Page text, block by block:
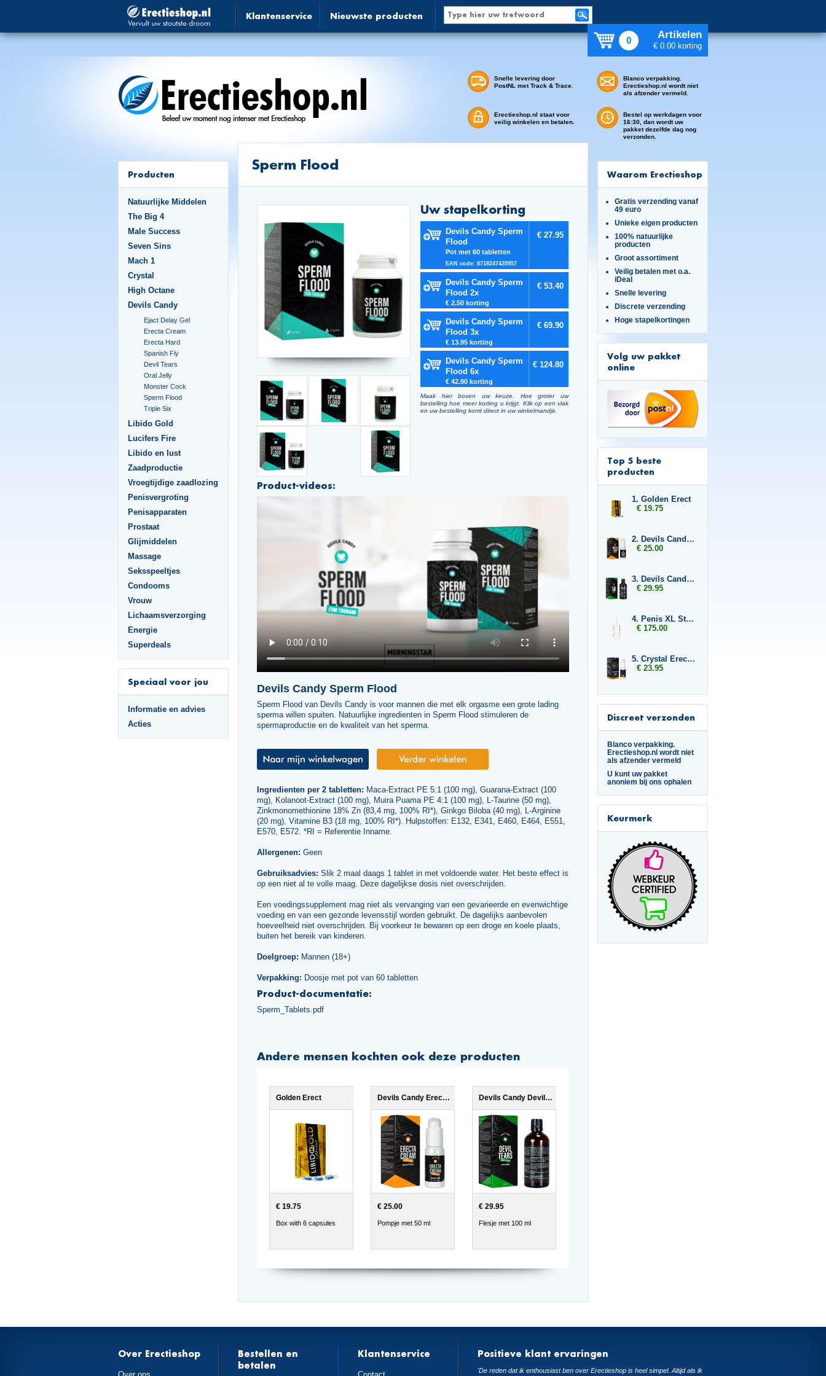
Klantenservice Nieuwste producten
0 Artikelen
€ 0.00 korting
Snelle levering door
PostNL met Track & Trace.
Erectieshop.nl staat voor
veilig winkelen en betalen.
Blanco verpakking.
Erectieshop.nl wordt niet
als afzender vermeld.
Bestel op werkdagen voor
16:30, dan wordt uw
pakket dezelfde dag nog
verzonden.
Producten
Natuurlijke Middelen
The Big 4
Male Success
Seven Sins
Mach 1
Crystal
High Octane
Devils Candy
Ejact Delay Gel
Erecta Cream
Erecta Hard
Spanish Fly
Devil Tears
Oral Jelly
Monster Cock
Sperm Flood
Triple Six
Libido Gold
Lucifers Fire
Libido en lust
Zaadproductie
Vroegtijdige zaadlozing
Penisvergroting
Penisapparaten
Prostaat
Glijmiddelen
Massage
Seksspeeltjes
Condooms
Vrouw
Lichaamsverzorging
Energie
Superdeals
Speciaal voor jou
Informatie en advies
Acties
Sperm Flood
Uw stapelkorting
Devils Candy Sperm
Flood
Pot met 60 tabletten
EAN code: 8718247420957
€ 27.95
Devils Candy Sperm
Flood 2x
€ 2.50 korting
€ 53.40
Devils Candy Sperm
Flood 3x
€ 13.95 korting
€ 69.90
Devils Candy Sperm
Flood 6x
€ 42.90 korting
€ 124.80
Maak hier boven uw keuze. Hoe groter uw
bestelling hoe meer korting u krijgt. Klik op een vlak
en uw bestelling komt direct in uw winkelmandje.
Product-videos:
Devils Candy Sperm Flood
Sperm Flood van Devils Candy is voor mannen die met elk orgasme een grote lading
sperma willen spuiten. Natuurlijke ingredienten in Sperm Flood stimuleren de
spermaproductie en de kwaliteit van het sperma.
Ingredienten per 2 tabletten: Maca-Extract PE 5:1 (100 mg), Guarana-Extract (100
mg), Kolanoot-Extract (100 mg), Muira Puama PE 4:1 (100 mg), L-Taurine (50 mg),
Zinkmonomethionine 18% Zn (83,4 mg, 100% RI*), Ginkgo Biloba (40 mg), L-Arginine
(20 mg), Vitamine B3 (18 mg, 100% RI*). Hulpstoffen: E132, E341, E460, E464, E551,
E570, E572. *RI = Referentie Inname.
Allergenen: Geen
Gebruiksadvies: Slik 2 maal daags 1 tablet in met voldoende water. Het beste effect is
op een niet al te volle maag. Deze dagelijkse dosis niet overschrijden.
Een voedingssupplement mag niet als vervanging van een gevarieerde en evenwichtige
voeding en van een gezonde levensstijl worden gebruikt. De dagelijks aanbevolen
hoeveelheid niet overschrijden. Bij voorkeur te bewaren op een droge en koele plaats,
buiten het bereik van kinderen.
Doelgroep: Mannen (18+)
Verpakking: Doosje met pot van 60 tabletten
Product-documentatie:
Sperm_Tablets.pdf
Andere mensen kochten ook deze producten
Golden Erect
€ 19.75
Box with 6 capsules
Devils Candy Erecta Cream
€ 25.00
Pompje met 50 ml
Devils Candy Devil Tears
€ 29.95
Flesje met 100 ml
Waarom Erectieshop
Gratis verzending vanaf
49 euro
Unieke eigen producten
100% natuurlijke
producten
Groot assortiment
Veilig betalen met o.a.
iDeal
Snelle levering
Discrete verzending
Hoge stapelkortingen
Volg uw pakket
online
Top 5 beste
producten
1. Golden Erect
€ 19.75
2. Devils Candy Erecta Cream
€ 25.00
3. Devils Candy Devil Tears
€ 29.95
4. Penis XL Stretcher
€ 175.00
5. Crystal Erection
€ 23.95
Discreet verzonden
Blanco verpakking.
Erectieshop.nl wordt niet
als afzender vermeld
U kunt uw pakket
anoniem bij ons ophalen
Keurmerk
Over Erectieshop
Bestellen en
betalen
Klantenservice Positieve klant ervaringen
'De reden dat ik enthousiast ben over Erectieshop is heel simpel. Altijd als ik